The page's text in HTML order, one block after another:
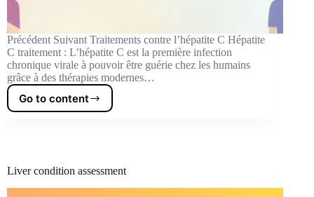
Précédent Suivant Traitements contre l’hépatite C Hépatite
C traitement : L’hépatite C est la première infection
chronique virale à pouvoir être guérie chez les humains
grâce à des thérapies modernes…
Go to content
Hepatitis
Liver condition assessment